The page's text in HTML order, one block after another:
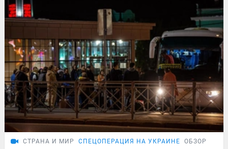
СТРАНА И МИР СПЕЦОПЕРАЦИЯ НА УКРАИНЕ ОБЗОР